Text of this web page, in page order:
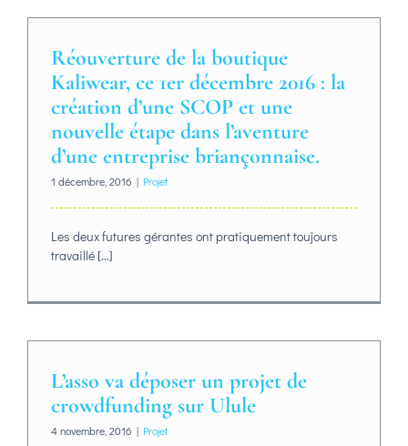
Réouverture de la boutique
Kaliwear, ce 1er décembre 2016 : la
création d’une SCOP et une
nouvelle étape dans l’aventure
d’une entreprise briançonnaise.
1 décembre, 2016 | Projet
Les deux futures gérantes ont pratiquement toujours
travaillé [...]
L’asso va déposer un projet de
crowdfunding sur Ulule
4 novembre, 2016 | Projet